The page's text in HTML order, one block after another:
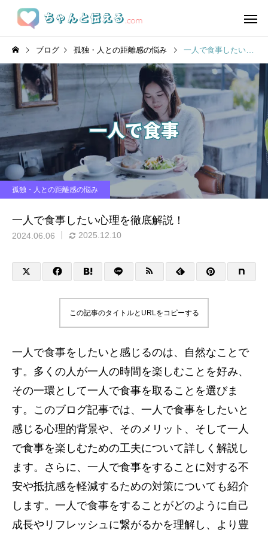
ブログ 孤独・人との距離感の悩み 一人で食事したい心理を徹底解説！
孤独・人との距離感の悩み
一人で食事したい心理を徹底解説！
2024.06.06 2025.12.10
この記事のタイトルとURLをコピーする
一人で食事をしたいと感じるのは、自然なことで
す。多くの人が一人の時間を楽しむことを好み、
その一環として一人で食事を取ることを選びま
す。このブログ記事では、一人で食事をしたいと
感じる心理的背景や、そのメリット、そして一人
で食事を楽しむための工夫について詳しく解説し
ます。さらに、一人で食事をすることに対する不
安や抵抗感を軽減するための対策についても紹介
します。一人で食事をすることがどのように自己
成長やリフレッシュに繋がるかを理解し、より豊